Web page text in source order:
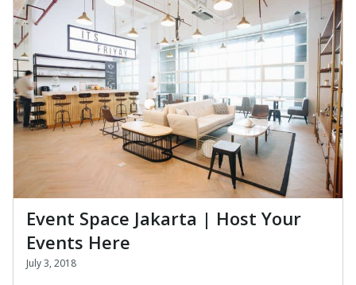
Event Space Jakarta | Host Your
Events Here
July 3, 2018